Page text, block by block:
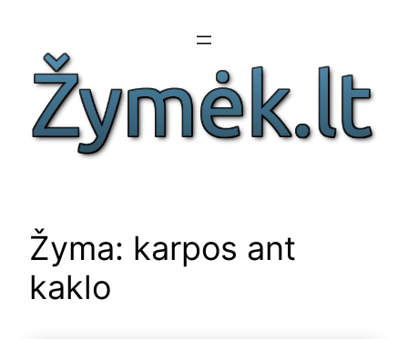
turinio
Žyma: karpos ant
kaklo